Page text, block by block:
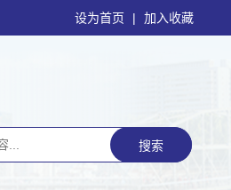
设为首页 | 加入收藏